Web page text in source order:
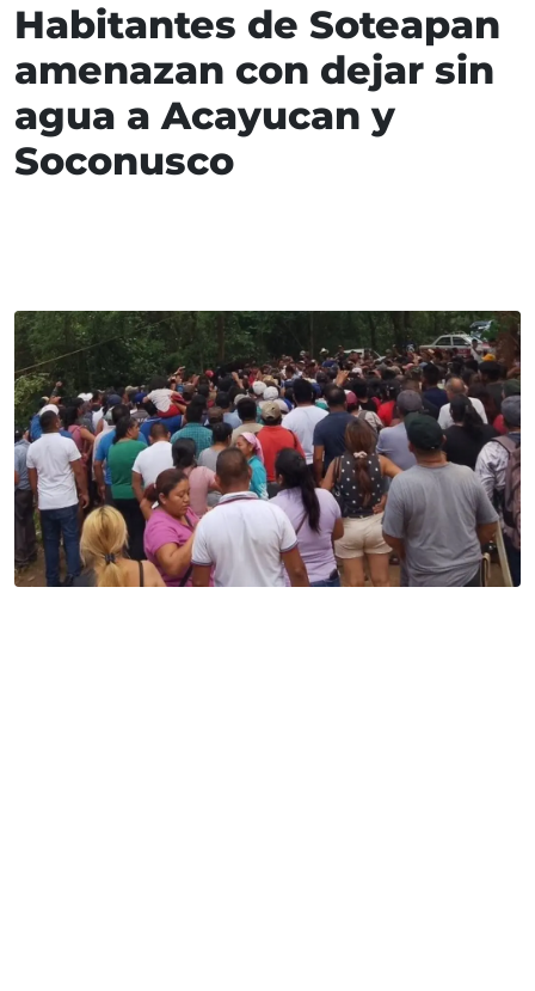
Habitantes de Soteapan
amenazan con dejar sin
agua a Acayucan y
Soconusco